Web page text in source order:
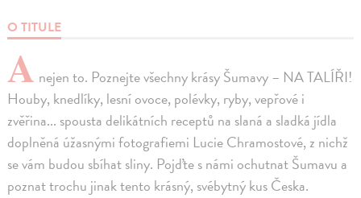
O TITULE
A nejen to. Poznejte všechny krásy Šumavy – NA TALÍŘI!
Houby, knedlíky, lesní ovoce, polévky, ryby, vepřové i
zvěřina... spousta delikátních receptů na slaná a sladká jídla
doplněná úžasnými fotografiemi Lucie Chramostové, z nichž
se vám budou sbíhat sliny. Pojďte s námi ochutnat Šumavu a
poznat trochu jinak tento krásný, svébytný kus Česka.